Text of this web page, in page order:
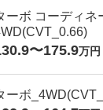
ーボ コーディネ
〜175.9万円
ーボ